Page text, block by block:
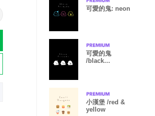
可愛的鬼: neon
可愛的鬼
/black
小漢堡 /red &
yellow